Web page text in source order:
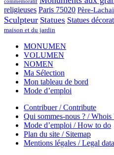
religieuses Paris 75020 Père-
Sculpteur Statues Statues
maison et du jardin
MONUMEN
VOLUMEN
NOMEN
Ma Sélection
Mon tableau de bord
Mode d’emploi
Contribuer / Contribute
Qui sommes-nous ? / Whois
Mode d’emploi / How to do
Plan du site / Sitemap
Mentions légales / Legal